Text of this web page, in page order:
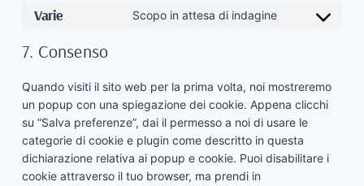
youtube
Varie Scopo in attesa di indagine
Consent
7. Consenso
Quando visiti il sito web per la prima volta, noi mostreremo
un popup con una spiegazione dei cookie. Appena clicchi
su “Salva preferenze”, dai il permesso a noi di usare le
categorie di cookie e plugin come descritto in questa
dichiarazione relativa ai popup e cookie. Puoi disabilitare i
cookie attraverso il tuo browser, ma prendi in